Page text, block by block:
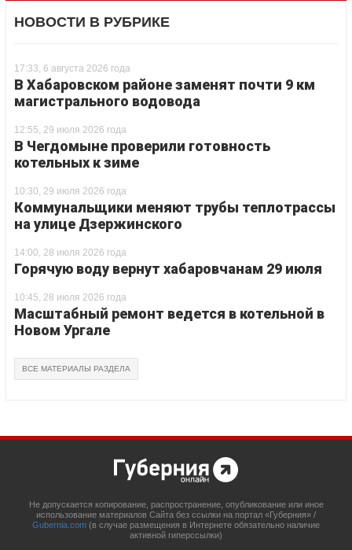
НОВОСТИ В РУБРИКЕ
17:33, 6 августа 2026 года
В Хабаровском районе заменят почти 9 км
магистрального водовода
12:55, 29 июля 2026 года
В Чегдомыне проверили готовность
котельных к зиме
10:30, 29 июля 2026 года
Коммунальщики меняют трубы теплотрассы
на улице Дзержинского
14:00, 28 июля 2026 года
Горячую воду вернут хабаровчанам 29 июля
10:45, 28 июля 2026 года
Масштабный ремонт ведется в котельной в
Новом Ургале
ВСЕ МАТЕРИАЛЫ РАЗДЕЛА
Не допускается копирование, распространение, опубликование или иное
использование материалов Сайта без ссылки на портал «Губерния» /
Gubernia.com (в случае размещения в Интернете обязательно наличие
активной гиперссылки)